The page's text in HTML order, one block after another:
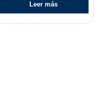
Leer más